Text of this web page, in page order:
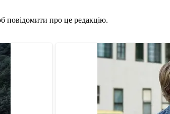
повідомити про це редакцію.